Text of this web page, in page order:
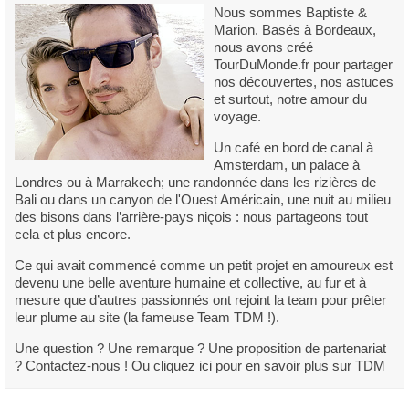
Nous sommes Baptiste &
Marion. Basés à Bordeaux,
nous avons créé
TourDuMonde.fr pour partager
nos découvertes, nos astuces
et surtout, notre amour du
voyage.
Un café en bord de canal à
Amsterdam, un palace à
Londres ou à Marrakech; une randonnée dans les rizières de
Bali ou dans un canyon de l'Ouest Américain, une nuit au milieu
des bisons dans l’arrière-pays niçois : nous partageons tout
cela et plus encore.
Ce qui avait commencé comme un petit projet en amoureux est
devenu une belle aventure humaine et collective, au fur et à
mesure que d’autres passionnés ont rejoint la team pour prêter
leur plume au site (la fameuse Team TDM !).
Une question ? Une remarque ? Une proposition de partenariat
? Contactez-nous ! Ou cliquez ici pour en savoir plus sur TDM